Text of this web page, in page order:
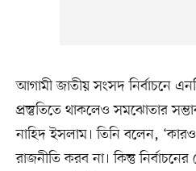
আগামী জাতীয় সংসদ নির্বাচনে
প্রস্তুতিতে থাকলেও সমঝোতার
নাহিদ ইসলাম। তিনি বলেন,
রাজনীতি করব না। কিন্তু